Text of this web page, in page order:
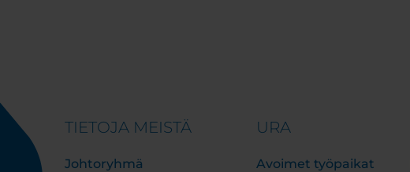
TIETOJA MEISTÄ
Johtoryhmä
URA
Avoimet työpaikat